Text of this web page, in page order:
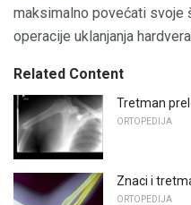
maksimalno povećati svoje
operacije uklanjanja
Related Content
Tretman
ORTOPEDIJA
Znaci i
ORTOPEDIJA